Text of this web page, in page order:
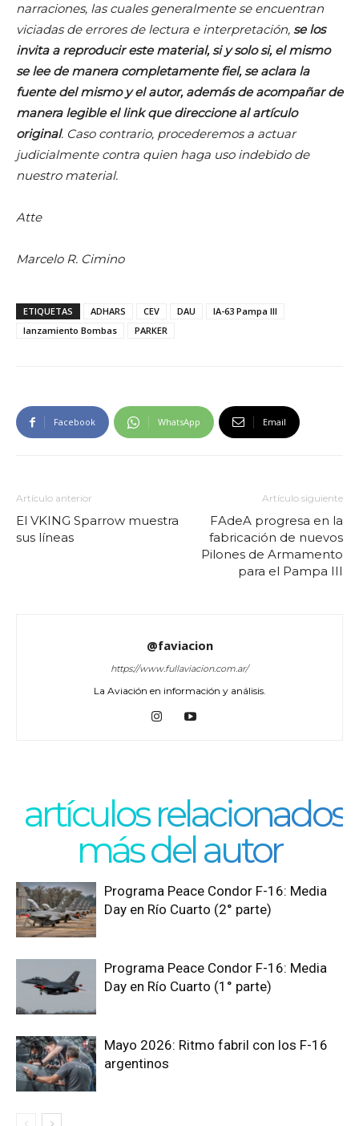
narraciones, las cuales generalmente se encuentran
viciadas de errores de lectura e interpretación, se los
invita a reproducir este material, si y solo si, el mismo
se lee de manera completamente fiel, se aclara la
fuente del mismo y el autor, además de acompañar de
manera legible el link que direccione al artículo
original. Caso contrario, procederemos a actuar
judicialmente contra quien haga uso indebido de
nuestro material.
Atte
Marcelo R. Cimino
ETIQUETAS ADHARS CEV DAU
IA-63 Pampa III
lanzamiento Bombas
PARKER
Facebook WhatsApp Email
Artículo anterior
El VKING Sparrow muestra
sus líneas
Artículo siguiente
FAdeA progresa en la
fabricación de nuevos
Pilones de Armamento
para el Pampa III
@faviacion
https://www.fullaviacion.com.ar/
La Aviación en información y análisis.
artículos relacionados
más del autor
Programa Peace Condor F-16: Media
Day en Río Cuarto (2° parte)
Programa Peace Condor F-16: Media
Day en Río Cuarto (1° parte)
Mayo 2026: Ritmo fabril con los F-16
argentinos